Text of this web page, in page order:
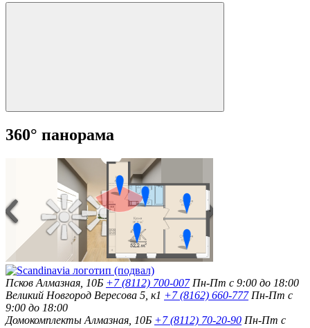
360° панорама
Псков Алмазная, 10Б +7 (8112) 700-007 Пн-Пт с 9:00 до 18:00
Великий Новгород Вересова 5, к1 +7 (8162) 660-777 Пн-Пт с
9:00 до 18:00
Домокомплекты Алмазная, 10Б +7 (8112) 70-20-90 Пн-Пт с